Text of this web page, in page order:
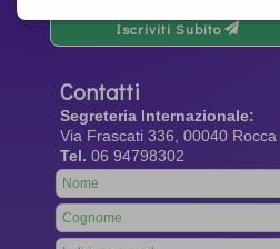
Iscriviti Subito
Contatti
Segreteria Internazionale:
Via Frascati 336, 00040
Tel. 06 94798302
Leave
this
field
blank